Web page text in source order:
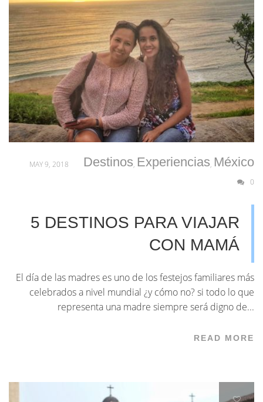
Destinos, Experiencias, México
MAY 9, 2018
0
5 DESTINOS PARA VIAJAR
CON MAMÁ
El día de las madres es uno de los festejos familiares más
celebrados a nivel mundial ¿y cómo no? si todo lo que
representa una madre siempre será digno de...
READ MORE